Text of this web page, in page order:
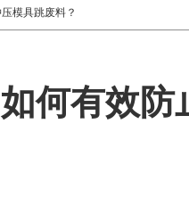
模具跳废料？
如何有效防